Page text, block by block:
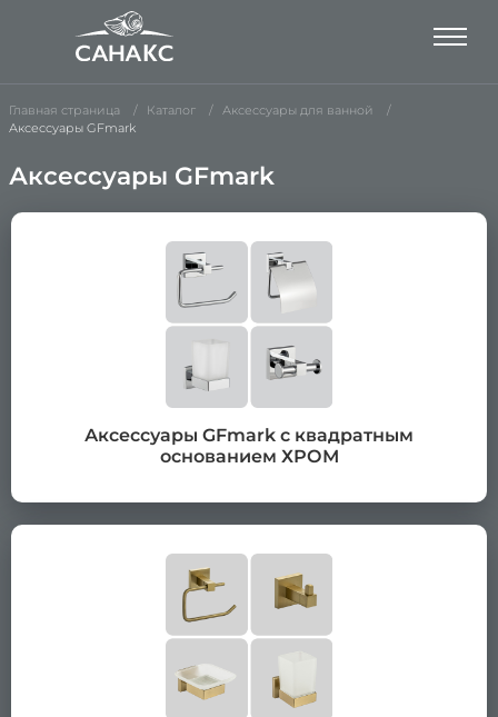
Главная страница Каталог
Аксессуары для ванной
Аксессуары GFmark
Аксессуары GFmark
Аксессуары GFmark с квадратным
основанием ХРОМ